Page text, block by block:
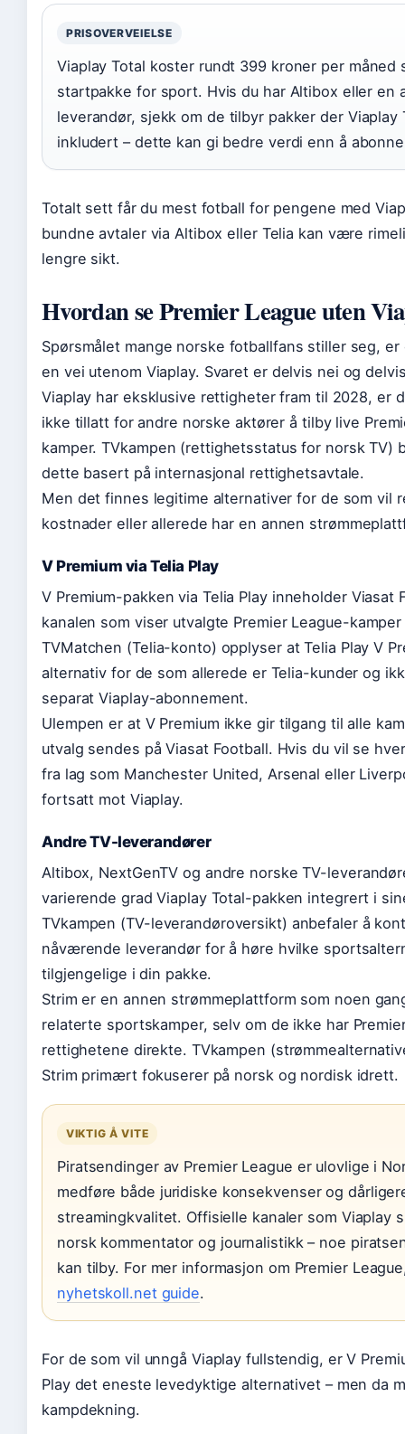
PRISOVERVEIELSE
Viaplay Total koster rundt 399 kroner per måned
startpakke for sport. Hvis du har Altibox eller en
leverandør, sjekk om de tilbyr pakker der Viaplay
inkludert – dette kan gi bedre verdi enn å
Totalt sett får du mest fotball for pengene med
bundne avtaler via Altibox eller Telia kan være
lengre sikt.
Hvordan se Premier League uten
Spørsmålet mange norske fotballfans stiller seg,
en vei utenom Viaplay. Svaret er delvis nei og
Viaplay har eksklusive rettigheter fram til 2028, er
ikke tillatt for andre norske aktører å tilby live
kamper. TVkampen (rettighetsstatus for norsk TV)
dette basert på internasjonal rettighetsavtale.
Men det finnes legitime alternativer for de som vil
kostnader eller allerede har en annen
V Premium via Telia Play
V Premium-pakken via Telia Play inneholder Viasat
kanalen som viser utvalgte Premier League-
TVMatchen (Telia-konto) opplyser at Telia Play V
alternativ for de som allerede er Telia-kunder og
separat Viaplay-abonnement.
Ulempen er at V Premium ikke gir tilgang til alle
utvalg sendes på Viasat Football. Hvis du vil se
fra lag som Manchester United, Arsenal eller
fortsatt mot Viaplay.
Andre TV-leverandører
Altibox, NextGenTV og andre norske TV-
varierende grad Viaplay Total-pakken integrert i
TVkampen (TV-leverandøroversikt) anbefaler å
nåværende leverandør for å høre hvilke
tilgjengelige i din pakke.
Strim er en annen strømmeplattform som noen
relaterte sportskamper, selv om de ikke har
rettighetene direkte. TVkampen
Strim primært fokuserer på norsk og nordisk idrett.
VIKTIG Å VITE
Piratsendinger av Premier League er ulovlige i
medføre både juridiske konsekvenser og
streamingkvalitet. Offisielle kanaler som Viaplay
norsk kommentator og journalistikk – noe
kan tilby. For mer informasjon om Premier
nyhetskoll.net guide.
For de som vil unngå Viaplay fullstendig, er V
Play det eneste levedyktige alternativet – men da
kampdekning.